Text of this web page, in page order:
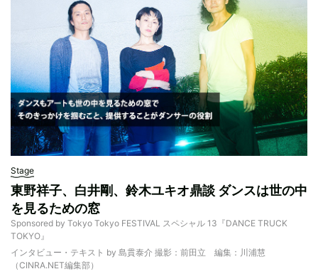
Stage
東野祥子、白井剛、鈴木ユキオ鼎談 ダンスは世の中
を見るための窓
Sponsored by Tokyo Tokyo FESTIVAL スペシャル 13『DANCE TRUCK
TOKYO』
インタビュー・テキスト by 島貫泰介 撮影：前田立 編集：川浦慧
（CINRA.NET編集部）